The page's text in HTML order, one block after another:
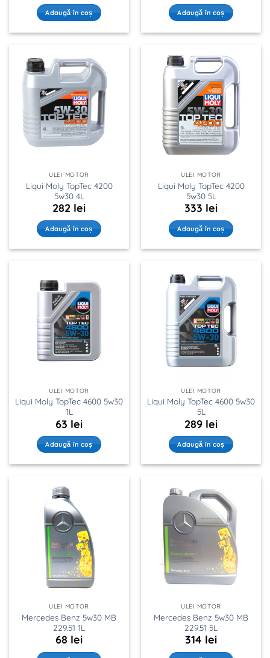
Adaugă în coș Adaugă în coș
ULEI MOTOR
Liqui Moly TopTec 4200
5w30 4L
282 lei
Adaugă în coș
ULEI MOTOR
Liqui Moly TopTec 4200
5w30 5L
333 lei
Adaugă în coș
ULEI MOTOR
Liqui Moly TopTec 4600 5w30
1L
63 lei
Adaugă în coș
ULEI MOTOR
Liqui Moly TopTec 4600 5w30
5L
289 lei
Adaugă în coș
ULEI MOTOR
Mercedes Benz 5w30 MB
229.51 1L
68 lei
ULEI MOTOR
Mercedes Benz 5w30 MB
229.51 5L
314 lei